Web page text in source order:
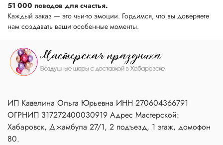
51 000 поводов для счастья.
Каждый заказ — это чьи-то эмоции. Гордимся, что вы доверяете
нам создавать ваши особенные моменты.
ИП Кавелина Ольга Юрьевна ИНН 270604366791
ОГРНИП 317272400030919 Адрес Мастерской:
Хабаровск, Джамбула 27/1, 2 подъезд, 1 этаж, домофон
80.